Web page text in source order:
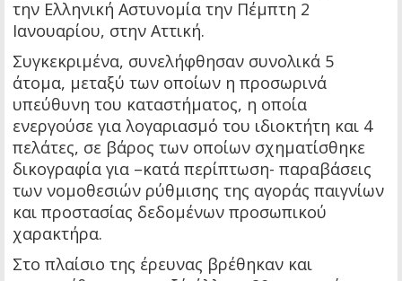
την Ελληνική Αστυνομία την Πέμπτη 2
Ιανουαρίου, στην Αττική.
Συγκεκριμένα, συνελήφθησαν συνολικά 5
άτομα, μεταξύ των οποίων η προσωρινά
υπεύθυνη του καταστήματος, η οποία
ενεργούσε για λογαριασμό του ιδιοκτήτη και 4
πελάτες, σε βάρος των οποίων σχηματίσθηκε
δικογραφία για –κατά περίπτωση- παραβάσεις
των νομοθεσιών ρύθμισης της αγοράς παιγνίων
και προστασίας δεδομένων προσωπικού
χαρακτήρα.
Στο πλαίσιο της έρευνας βρέθηκαν και